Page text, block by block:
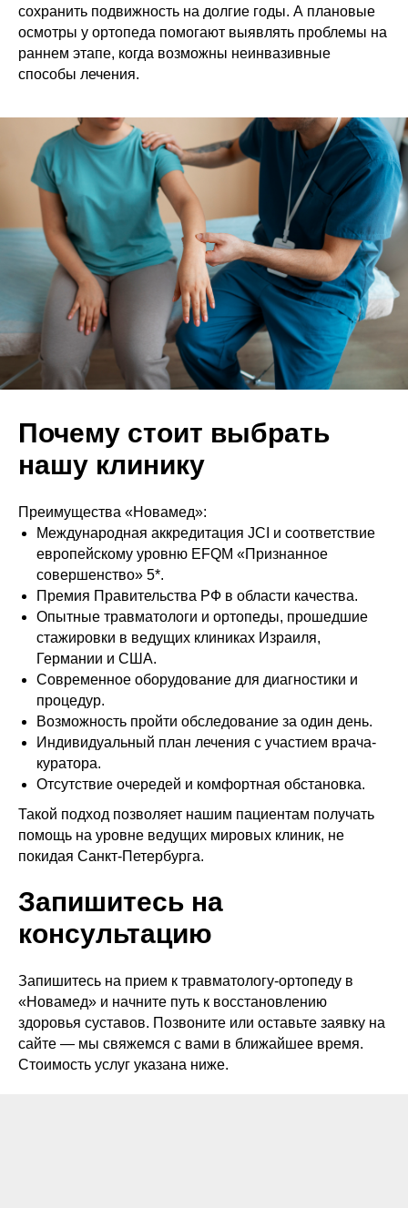
сохранить подвижность на долгие годы. А плановые
осмотры у ортопеда помогают выявлять проблемы на
раннем этапе, когда возможны неинвазивные
способы лечения.
Почему стоит выбрать
нашу клинику
Преимущества «Новамед»:
Международная аккредитация JCI и соответствие
европейскому уровню EFQM «Признанное
совершенство» 5*.
Премия Правительства РФ в области качества.
Опытные травматологи и ортопеды, прошедшие
стажировки в ведущих клиниках Израиля,
Германии и США.
Современное оборудование для диагностики и
процедур.
Возможность пройти обследование за один день.
Индивидуальный план лечения с участием врача-
куратора.
Отсутствие очередей и комфортная обстановка.
Такой подход позволяет нашим пациентам получать
помощь на уровне ведущих мировых клиник, не
покидая Санкт-Петербурга.
Запишитесь на
консультацию
Запишитесь на прием к травматологу-ортопеду в
«Новамед» и начните путь к восстановлению
здоровья суставов. Позвоните или оставьте заявку на
сайте — мы свяжемся с вами в ближайшее время.
Стоимость услуг указана ниже.